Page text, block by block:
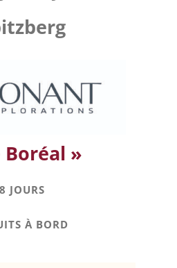
Boréal »
8 JOURS
À BORD